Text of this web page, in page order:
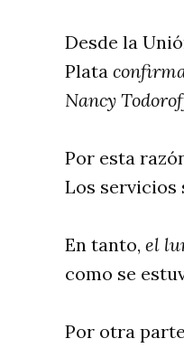
Desde la
Plata
Nancy
Por esta
Los servicios
En tanto, el
como se
Por otra